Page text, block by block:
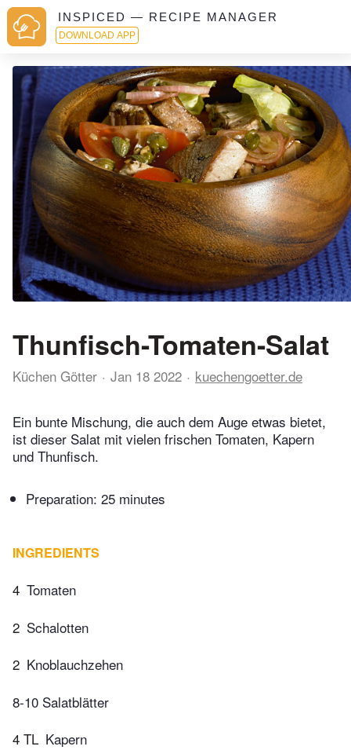
INSPICED — RECIPE MANAGER
DOWNLOAD APP
Thunfisch-Tomaten-Salat
Küchen Götter Jan 18 2022 kuechengoetter.de
Ein bunte Mischung, die auch dem Auge etwas bietet,
ist dieser Salat mit vielen frischen Tomaten, Kapern
und Thunfisch.
Preparation: 25 minutes
INGREDIENTS
4 Tomaten
2 Schalotten
2 Knoblauchzehen
8-10 Salatblätter
4 TL Kapern